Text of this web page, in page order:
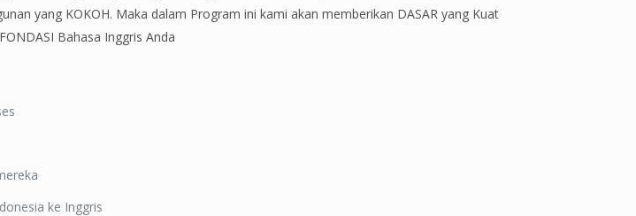
yang KOKOH. Maka dalam Program ini kami akan memberikan DASAR yang Kuat
Bahasa Inggris Anda
ke Inggris